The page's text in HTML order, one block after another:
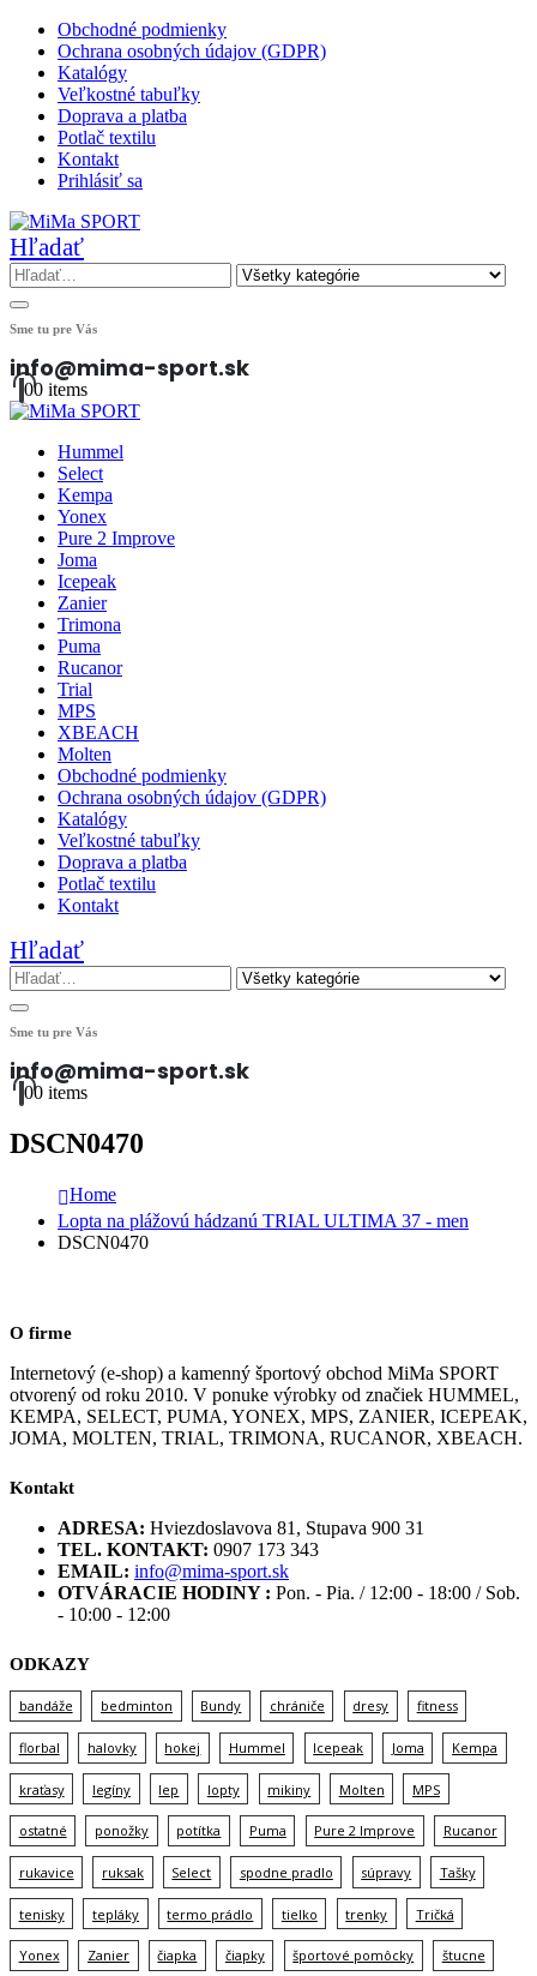
Obchodné podmienky
Ochrana osobných údajov (GDPR)
Katalógy
Veľkostné tabuľky
Doprava a platba
Potlač textilu
Kontakt
Prihlásiť sa
Hľadať
Sme tu pre Vás
info@mima-sport.sk
00 items
Hummel
Select
Kempa
Yonex
Pure 2 Improve
Joma
Icepeak
Zanier
Trimona
Puma
Rucanor
Trial
MPS
XBEACH
Molten
Obchodné podmienky
Ochrana osobných údajov (GDPR)
Katalógy
Veľkostné tabuľky
Doprava a platba
Potlač textilu
Kontakt
Hľadať
Sme tu pre Vás
info@mima-sport.sk
00 items
DSCN0470
Home
Lopta na plážovú hádzanú TRIAL ULTIMA 37 - men
DSCN0470
O firme
Internetový (e-shop) a kamenný športový obchod MiMa SPORT
otvorený od roku 2010. V ponuke výrobky od značiek HUMMEL,
KEMPA, SELECT, PUMA, YONEX, MPS, ZANIER, ICEPEAK,
JOMA, MOLTEN, TRIAL, TRIMONA, RUCANOR, XBEACH.
Kontakt
ADRESA: Hviezdoslavova 81, Stupava 900 31
TEL. KONTAKT: 0907 173 343
EMAIL: info@mima-sport.sk
OTVÁRACIE HODINY : Pon. - Pia. / 12:00 - 18:00 / Sob.
- 10:00 - 12:00
ODKAZY
bandáže bedminton Bundy chrániče dresy fitness
florbal halovky hokej Hummel Icepeak Joma Kempa
kraťasy legíny lep lopty mikiny Molten MPS
ostatné ponožky potítka Puma Pure 2 Improve Rucanor
rukavice ruksak Select spodne pradlo súpravy Tašky
tenisky tepláky termo prádlo tielko trenky Tričká
Yonex Zanier čiapka čiapky športové pomôcky štucne